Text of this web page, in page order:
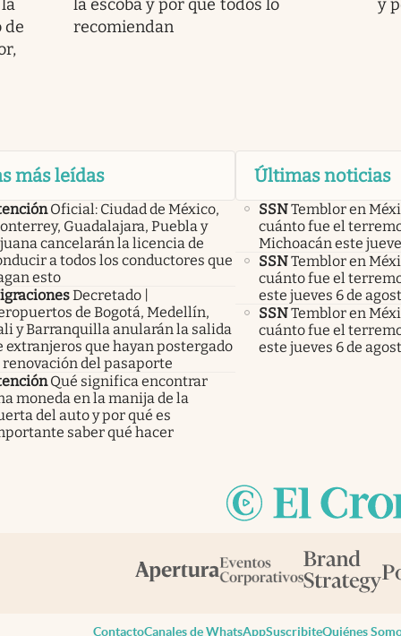
de
la escoba y por qué todos lo
recomiendan
y
más leídas
Oficial: Ciudad de México,
Guadalajara, Puebla y
cancelarán la licencia de
a todos los conductores que
esto
Decretado |
de Bogotá, Medellín,
y Barranquilla anularán la salida
extranjeros que hayan postergado
renovación del pasaporte
Qué significa encontrar
moneda en la manija de la
del auto y por qué es
saber qué hacer
Últimas noticias
SSNTemblor en
cuánto fue el
Michoacán este
SSNTemblor en
cuánto fue el
este jueves 6 de
SSNTemblor en
cuánto fue el
este jueves 6 de
ContactoCanales de WhatsAppSuscribiteQuiénes